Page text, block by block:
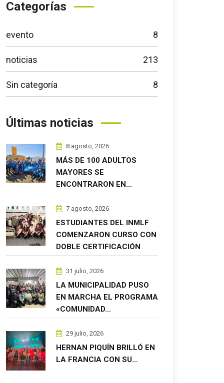
Categorías
evento 8
noticias 213
Sin categoría 8
Últimas noticias
8 agosto, 2026
MÁS DE 100 ADULTOS
MAYORES SE
ENCONTRARON EN…
7 agosto, 2026
ESTUDIANTES DEL INMLF
COMENZARON CURSO CON
DOBLE CERTIFICACIÓN
31 julio, 2026
LA MUNICIPALIDAD PUSO
EN MARCHA EL PROGRAMA
«COMUNIDAD…
29 julio, 2026
HERNAN PIQUÍN BRILLÓ EN
LA FRANCIA CON SU…